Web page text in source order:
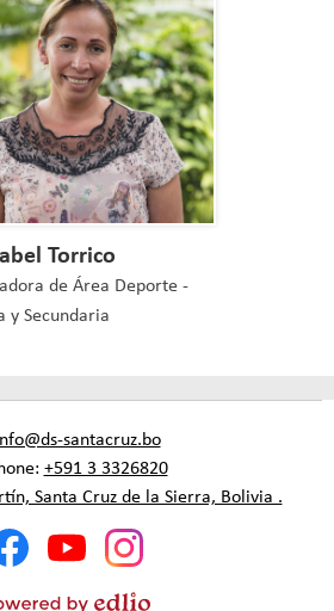
Torrico
de Área Deporte -
y Secundaria
santacruz.bo
+591 3 3326820
Santa Cruz de la Sierra, Bolivia .
FacebookYouTubeInstagram